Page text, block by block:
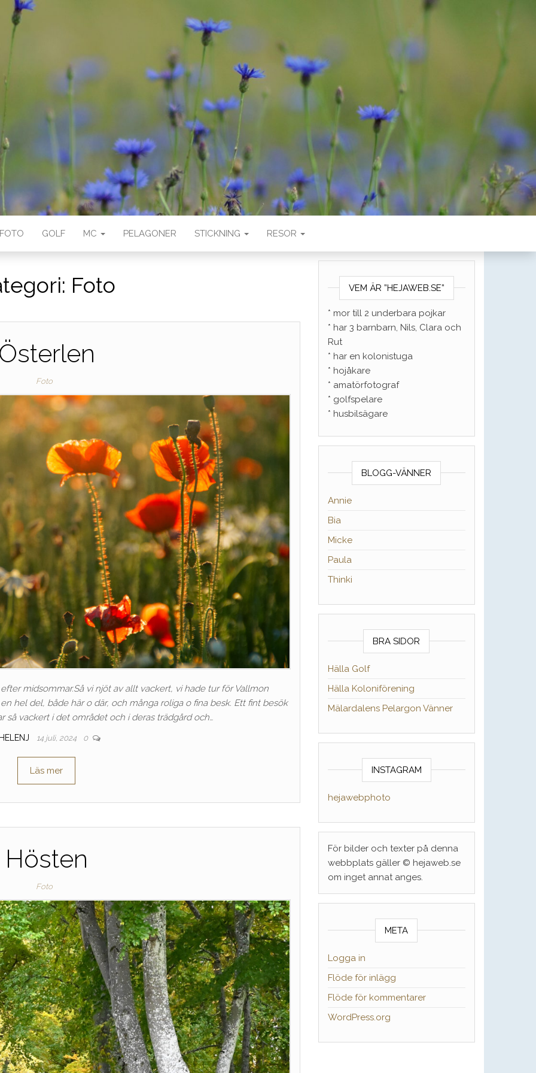
FOTO GOLF MC PELAGONER STICKNING RESOR
Foto
Foto
midsommar.Så vi njöt av allt vackert, vi hade tur för Vallmon
hel del, både här o där, och många roliga o fina besk. Ett fint besök
så vackert i det området och i deras trädgård och…
14 juli, 2024 0
Läs mer
Hösten
Foto
VEM ÄR ”HEJAWEB.SE”
* mor till 2 underbara pojkar
* har 3 barnbarn, Nils, Clara och
Rut
* har en kolonistuga
* hojåkare
* amatörfotograf
* golfspelare
* husbilsägare
BLOGG-VÄNNER
Annie
Bia
Micke
Paula
Thinki
BRA SIDOR
Hälla Golf
Hälla Koloniförening
Mälardalens Pelargon Vänner
INSTAGRAM
hejawebphoto
För bilder och texter på denna
webbplats gäller © hejaweb.se
om inget annat anges.
META
Logga in
Flöde för inlägg
Flöde för kommentarer
WordPress.org